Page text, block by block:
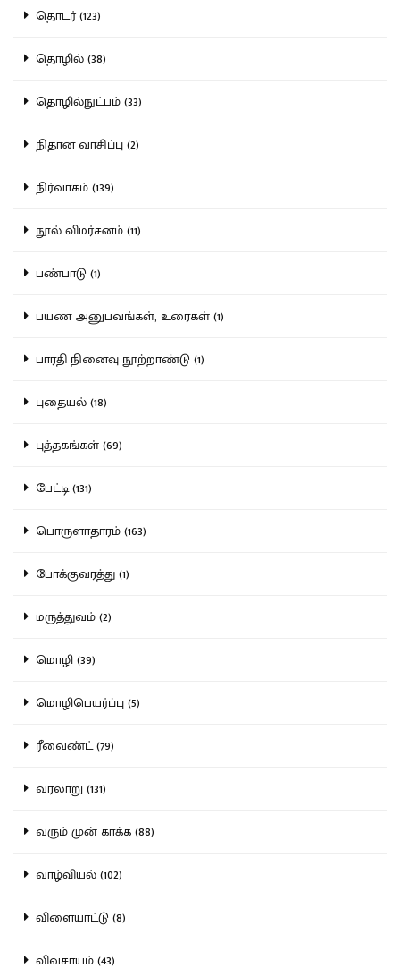
தொடர் (123)
தொழில் (38)
தொழில்நுட்பம் (33)
நிதான வாசிப்பு (2)
நிர்வாகம் (139)
நூல் விமர்சனம் (11)
பண்பாடு (1)
பயண அனுபவங்கள், உரைகள் (1)
பாரதி நினைவு நூற்றாண்டு (1)
புதையல் (18)
புத்தகங்கள் (69)
பேட்டி (131)
பொருளாதாரம் (163)
போக்குவரத்து (1)
மருத்துவம் (2)
மொழி (39)
மொழிபெயர்ப்பு (5)
ரீவைண்ட் (79)
வரலாறு (131)
வரும் முன் காக்க (88)
வாழ்வியல் (102)
விளையாட்டு (8)
விவசாயம் (43)